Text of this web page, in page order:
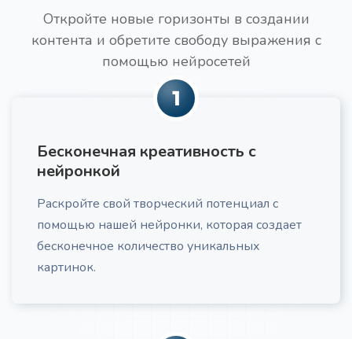
Текст для увеличения конверсии
Про
Получите побуждающий к действию текст под
Идеи трендов в нише
Получите актуальный анализ трендов в вашей
нише, включающий потребительские и
маркетинговые тенденции, с практическими
рекомендациями по их применению.
Откройте новые горизонты в создании
контента и обретите свободу выражения с
помощью нейросетей
1
Бесконечная креативность с
нейронкой
Раскройте свой творческий потенциал с
помощью нашей нейронки, которая создает
бесконечное количество уникальных
картинок.